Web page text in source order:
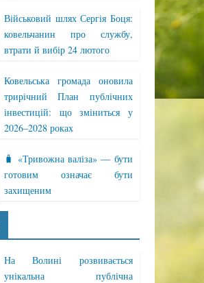
Військовий шлях Сергія Боця:
ковельчанин про службу,
втрати й вибір 24 лютого
Ковельська громада оновила
трирічний План публічних
інвестицій: що зміниться у
2026–2028 роках
🧳 «Тривожна валіза» — бути
готовим означає бути
захищеним
На Волині розвивається
унікальна публічна